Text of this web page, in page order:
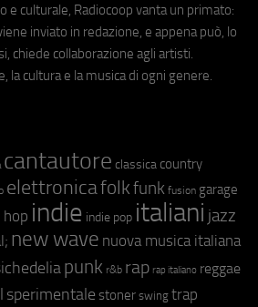
e culturale, Radiocoop vanta un primato:
inviato in redazione, e appena può, lo
chiede collaborazione agli artisti.
la cultura e la musica di ogni genere.
cantautore classica country
elettronicafolkfunk fusion garage
hop indie indie pop italiani jazz
new wave nuova musica italiana
punk r&b rap rap italiano reggae
sperimentale stoner swing trap